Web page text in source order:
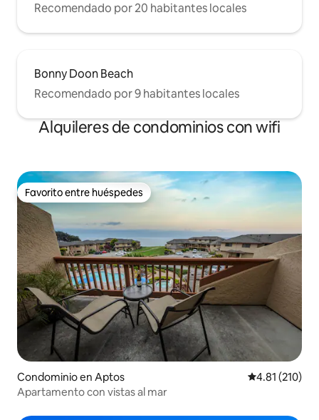
Recomendado por 20 habitantes locales
Bonny Doon Beach
Recomendado por 9 habitantes locales
Alquileres de condominios con wifi
Favorito entre huéspedes
Favorito entre huéspedes
Condominio en Aptos Calificación
4.81 (210)
Apartamento con vistas al mar